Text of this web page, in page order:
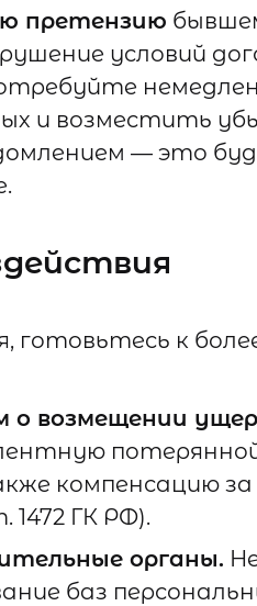
претензию
условий
и возместить
— это
готовьтесь к
о возмещении
компенсацию
ГК РФ).
органы.
баз